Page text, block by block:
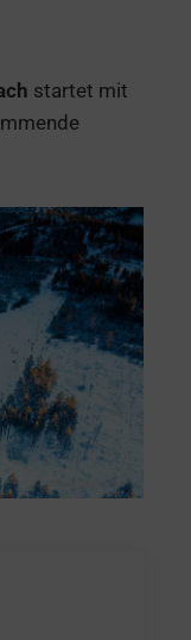
startet mit